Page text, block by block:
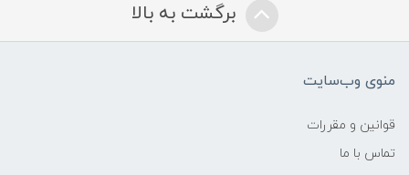
برگشت به بالا
منوی وب‌سایت
قوانین و مقررات
تماس با ما